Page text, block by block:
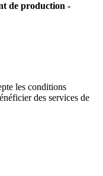
de production -
les conditions
des services de